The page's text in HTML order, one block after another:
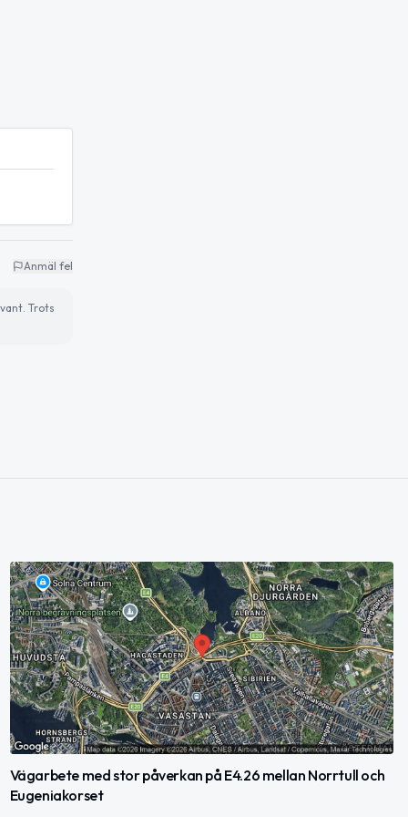
Anmäl fel
Trots
Vägarbete med stor påverkan på E4.26 mellan Norrtull och
Eugeniakorset